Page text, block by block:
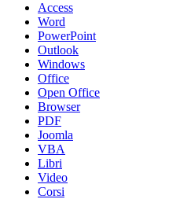
Access
Word
PowerPoint
Outlook
Windows
Office
Open Office
Browser
PDF
Joomla
VBA
Libri
Video
Corsi